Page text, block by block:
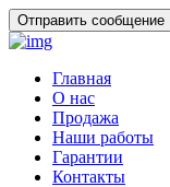
Главная
О нас
Продажа
Наши работы
Гарантии
Контакты